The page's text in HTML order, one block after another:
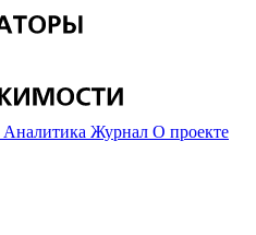
Аналитика Журнал О проекте